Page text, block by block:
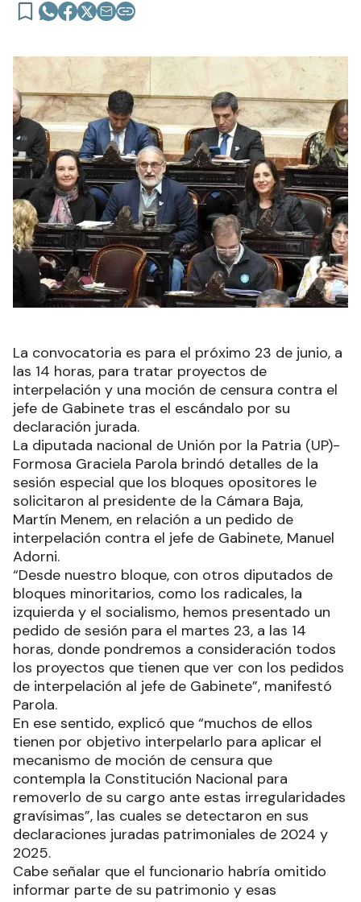
La convocatoria es para el próximo 23 de junio, a
las 14 horas, para tratar proyectos de
interpelación y una moción de censura contra el
jefe de Gabinete tras el escándalo por su
declaración jurada.
La diputada nacional de Unión por la Patria (UP)-
Formosa Graciela Parola brindó detalles de la
sesión especial que los bloques opositores le
solicitaron al presidente de la Cámara Baja,
Martín Menem, en relación a un pedido de
interpelación contra el jefe de Gabinete, Manuel
Adorni.
“Desde nuestro bloque, con otros diputados de
bloques minoritarios, como los radicales, la
izquierda y el socialismo, hemos presentado un
pedido de sesión para el martes 23, a las 14
horas, donde pondremos a consideración todos
los proyectos que tienen que ver con los pedidos
de interpelación al jefe de Gabinete”, manifestó
Parola.
En ese sentido, explicó que “muchos de ellos
tienen por objetivo interpelarlo para aplicar el
mecanismo de moción de censura que
contempla la Constitución Nacional para
removerlo de su cargo ante estas irregularidades
gravísimas”, las cuales se detectaron en sus
declaraciones juradas patrimoniales de 2024 y
2025.
Cabe señalar que el funcionario habría omitido
informar parte de su patrimonio y esas